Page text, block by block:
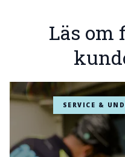
Läs om
SERVICE &